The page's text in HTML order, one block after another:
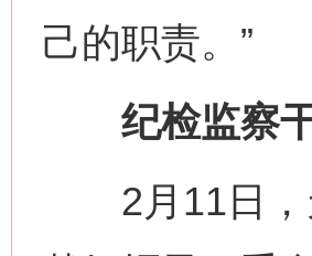
己的职责。”
纪检监察干
2月11日，